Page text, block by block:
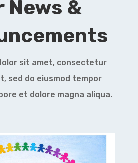
News &
sit amet, consectetur
sed do eiusmod tempor
et dolore magna aliqua.